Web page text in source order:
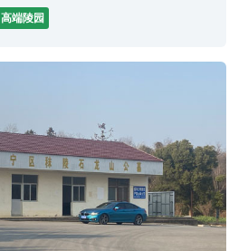
高端陵园